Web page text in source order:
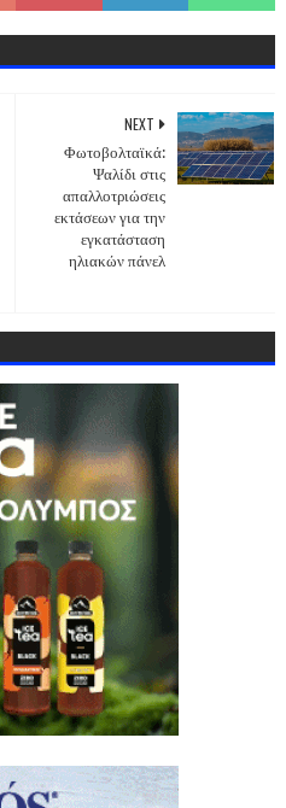
NEXT
Φωτοβολταϊκά:
Ψαλίδι στις
απαλλοτριώσεις
εκτάσεων για την
εγκατάσταση
ηλιακών πάνελ